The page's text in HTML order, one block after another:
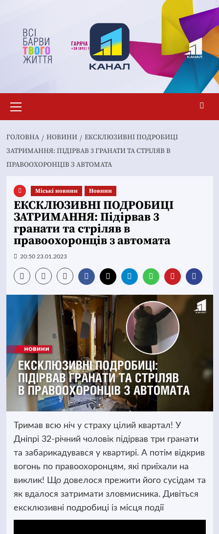
вмісту
меню
ГОЛОВНА НОВИНИ
ЕКСКЛЮЗИВНІ ПОДРОБИЦІ
ЗАТРИМАННЯ: ПІДІРВАВ 3 ГРАНАТИ ТА СТРІЛЯВ В
ПРАВООХОРОНЦІВ З АВТОМАТА
Mіські новини Новини
ЕКСКЛЮЗИВНІ ПОДРОБИЦІ
ЗАТРИМАННЯ: Підірвав 3
гранати та стріляв в
правоохоронців з автомата
20:50 23.01.2023
Тримав всю ніч у страху цілий квартал! У
Дніпрі 32-річний чоловік підірвав три гранати
та забарикадувався у квартирі. А потім відкрив
вогонь по правоохоронцям, які приїхали на
виклик! Що довелося прежити його сусідам та
як вдалося затримати зловмисника. Дивіться
ексклюзивні подробиці із місця події